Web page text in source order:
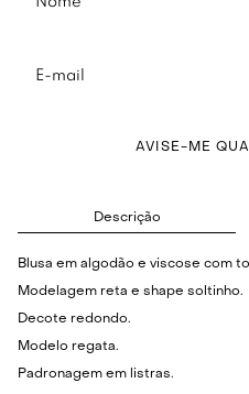
AVISE-ME
Descrição
Blusa em algodão e viscose com
Modelagem reta e shape soltinho.
Decote redondo.
Modelo regata.
Padronagem em listras.